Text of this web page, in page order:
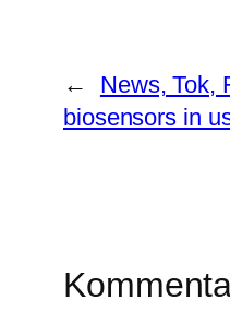
←
News, Tok,
biosensors in